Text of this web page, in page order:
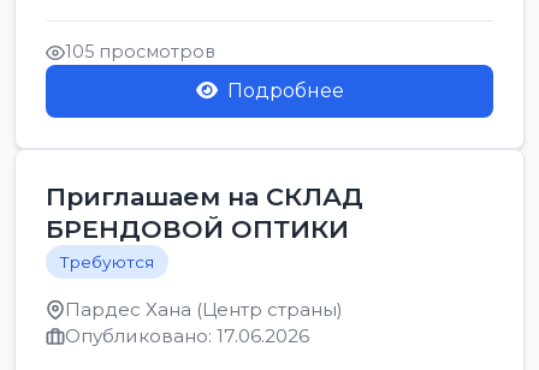
Колле ОП...
105 просмотров
Подробнее
Приглашаем на СКЛАД
БРЕНДОВОЙ ОПТИКИ
Требуются
Пардес Хана (Центр страны)
Опубликовано: 17.06.2026